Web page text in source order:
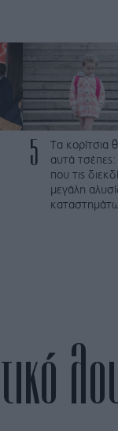
5
Τα κορίτσια
αυτά
που τις
μεγάλη